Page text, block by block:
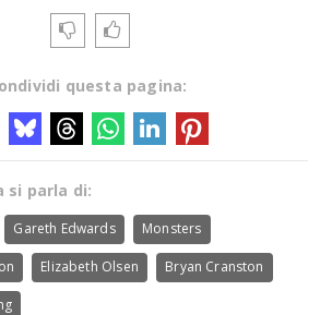
questa pagina:
si parla di:
Gareth Edwards Monsters
Elizabeth Olsen Bryan Cranston